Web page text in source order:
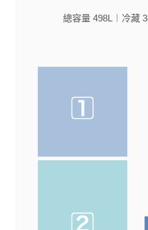
總容量 498L︱冷藏